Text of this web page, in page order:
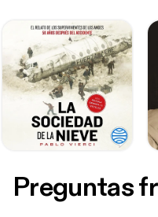
Preguntas